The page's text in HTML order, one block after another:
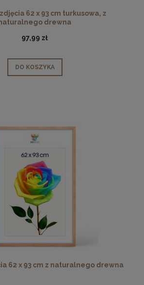
62 x 93 cm turkusowa, z
drewna
97,99 zł
DO KOSZYKA
62 x 93 cm z naturalnego drewna